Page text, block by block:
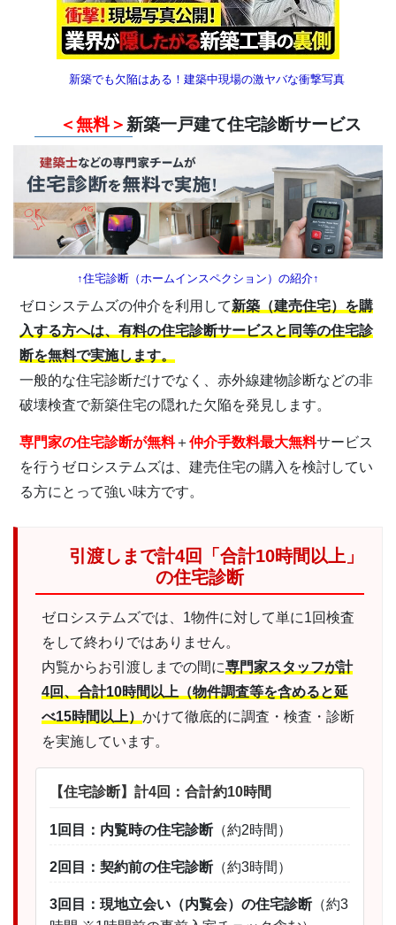
新築でも欠陥はある！ 建築中現場の激ヤバな衝撃写真
＜無料＞新築一戸建て住宅診断サービス
↑住宅診断（ホームインスペクション）の紹介↑
ゼロシステムズの仲介を利用して新築（建売住宅）を購
入する方へは、有料の住宅診断サービスと同等の住宅診
断を無料で実施します。
一般的な住宅診断だけでなく、赤外線建物診断などの非
破壊検査で新築住宅の隠れた欠陥を発見します。
専門家の住宅診断が無料＋仲介手数料最大無料サービス
を行うゼロシステムズは、建売住宅の購入を検討してい
る方にとって強い味方です。
引渡しまで計4回「合計10時間以上」
の住宅診断
ゼロシステムズでは、1物件に対して単に1回検査
をして終わりではありません。
内覧からお引渡しまでの間に専門家スタッフが計
4回、合計10時間以上（物件調査等を含めると延
べ15時間以上） かけて徹底的に調査・検査・診断
を実施しています。
【住宅診断】計4回：合計約10時間
1回目：内覧時の住宅診断（約2時間）
2回目：契約前の住宅診断（約3時間）
3回目：現地立会い（内覧会）の住宅診断（約3